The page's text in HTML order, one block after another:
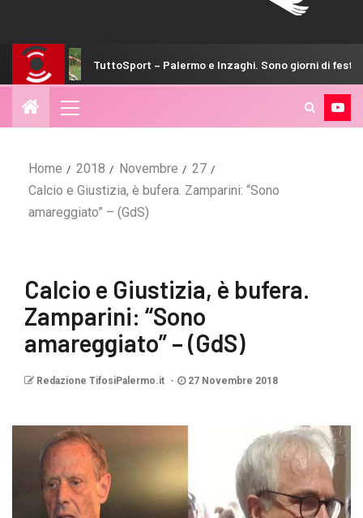
TuttoSport – Palermo e Inzaghi. Sono giorni di festa
Home 2018 Novembre
27
Calcio e Giustizia, è bufera. Zamparini: “Sono
amareggiato” – (GdS)
Calcio e Giustizia, è bufera.
Zamparini: “Sono
amareggiato” – (GdS)
Redazione TifosiPalermo.it 27 Novembre 2018